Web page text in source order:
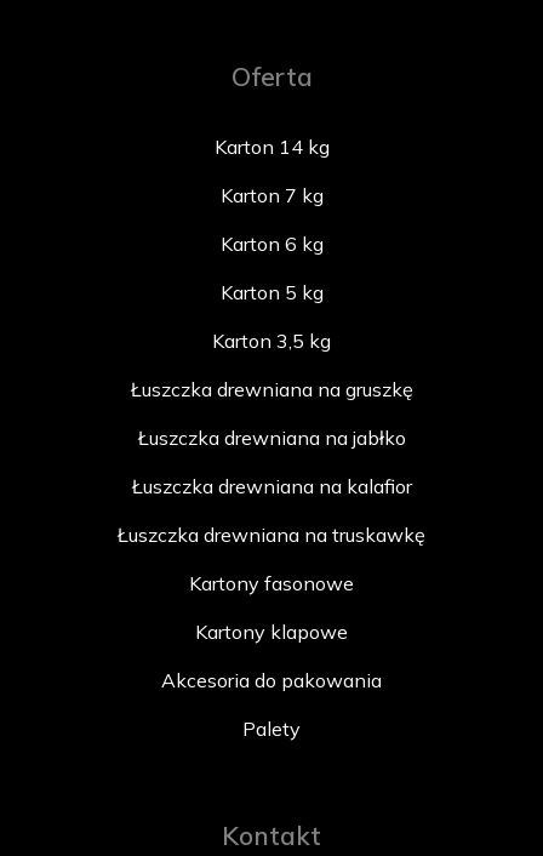
Oferta
Karton 14 kg
Karton 7 kg
Karton 6 kg
Karton 5 kg
Karton 3,5 kg
Łuszczka drewniana na gruszkę
Łuszczka drewniana na jabłko
Łuszczka drewniana na kalafior
Łuszczka drewniana na truskawkę
Kartony fasonowe
Kartony klapowe
Akcesoria do pakowania
Palety
Kontakt